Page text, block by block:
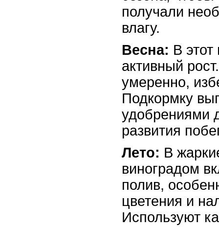
получали
влагу.
Весна: В этот
активный
умеренно,
Подкормку
удобрениями
развития
Лето: В
виноградом
полив,
цветения и
Используют